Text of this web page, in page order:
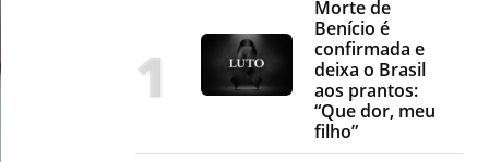
Morte de
Benício é
confirmada e
deixa o Brasil
aos prantos:
“Que dor, meu
filho”